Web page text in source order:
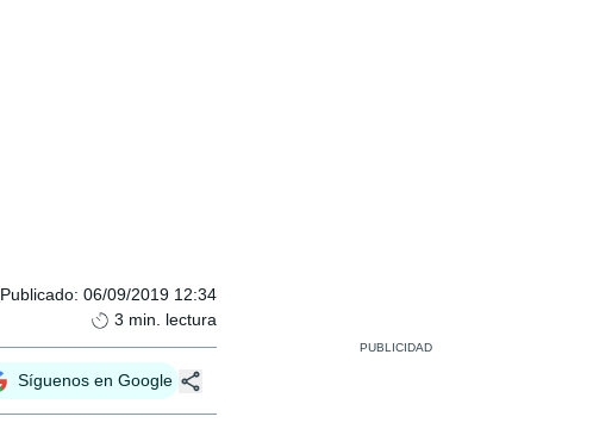
Publicado: 06/09/2019 12:34
3 min. lectura
Síguenos en Google